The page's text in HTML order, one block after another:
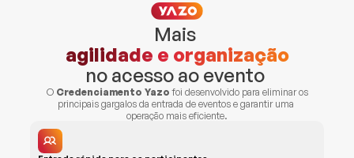
Mais
agilidade e organização
no acesso ao evento
O Credenciamento Yazo foi desenvolvido para eliminar os
principais gargalos da entrada de eventos e garantir uma
operação mais eficiente.